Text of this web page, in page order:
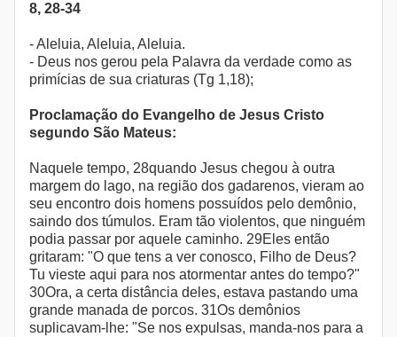
8, 28-34
- Aleluia, Aleluia, Aleluia.
- Deus nos gerou pela Palavra da verdade como as
primícias de sua criaturas (Tg 1,18);
Proclamação do Evangelho de Jesus Cristo
segundo São Mateus:
Naquele tempo, 28quando Jesus chegou à outra
margem do lago, na região dos gadarenos, vieram ao
seu encontro dois homens possuídos pelo demônio,
saindo dos túmulos. Eram tão violentos, que ninguém
podia passar por aquele caminho. 29Eles então
gritaram: "O que tens a ver conosco, Filho de Deus?
Tu vieste aqui para nos atormentar antes do tempo?"
30Ora, a certa distância deles, estava pastando uma
grande manada de porcos. 31Os demônios
suplicavam-lhe: "Se nos expulsas, manda-nos para a